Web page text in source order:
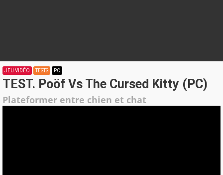
JEU VIDÉO TESTS PC
TEST. Poöf Vs The Cursed Kitty (PC)
Plateformer entre chien et chat